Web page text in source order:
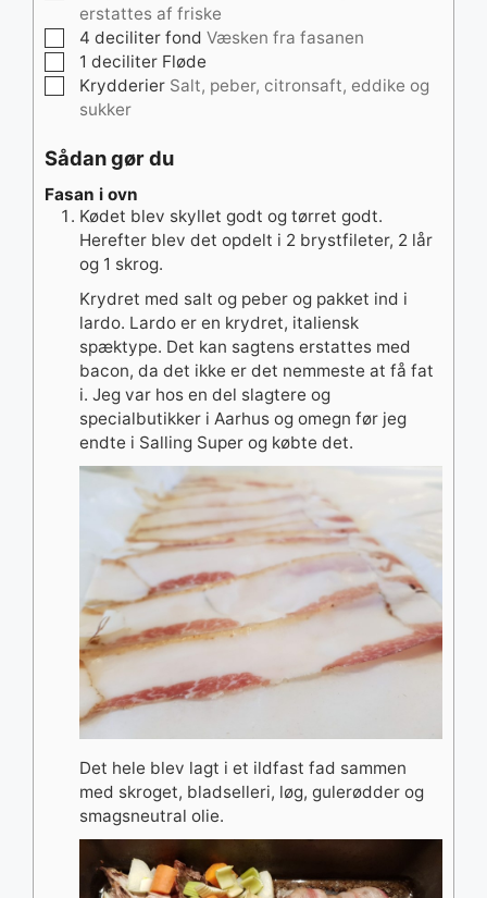
erstattes af friske
▢
4 deciliter fond Væsken fra fasanen
▢1 deciliter Fløde
▢
Krydderier Salt, peber, citronsaft, eddike og
sukker
Sådan gør du
Fasan i ovn
Kødet blev skyllet godt og tørret godt.
Herefter blev det opdelt i 2 brystfileter, 2 lår
og 1 skrog.
Krydret med salt og peber og pakket ind i
lardo. Lardo er en krydret, italiensk
spæktype. Det kan sagtens erstattes med
bacon, da det ikke er det nemmeste at få fat
i. Jeg var hos en del slagtere og
specialbutikker i Aarhus og omegn før jeg
endte i Salling Super og købte det.
Det hele blev lagt i et ildfast fad sammen
med skroget, bladselleri, løg, gulerødder og
smagsneutral olie.